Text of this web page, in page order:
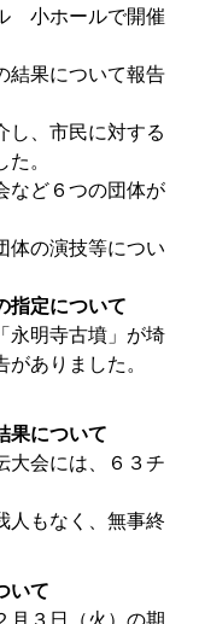
小ホールで開催
結果について報告
、市民に対する
。
など６つの団体が
体の演技等につい
指定について
明寺古墳」が埼
ありました。
果について
会には、６３チ
人もなく、無事終
いて